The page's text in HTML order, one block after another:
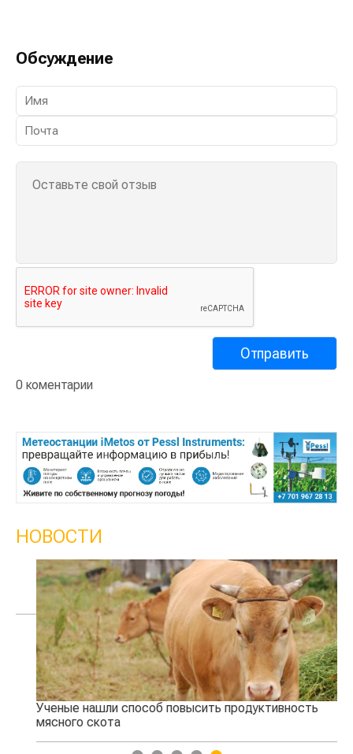
Обсуждение
0 коментарии
НОВОСТИ
Ученые нашли способ повысить продуктивность
мясного скота